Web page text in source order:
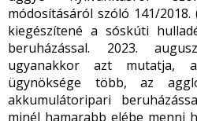
módosításáról szóló 141/2018.
kiegészítené a sóskúti
beruházással. 2023.
ugyanakkor azt mutatja,
ügynöksége több, az
akkumulátoripari
minél hamarabb elébe menni